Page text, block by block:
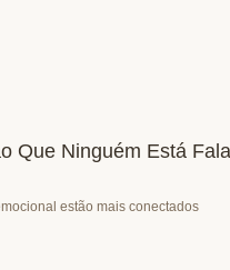
Que Ninguém Está
estão mais conectados